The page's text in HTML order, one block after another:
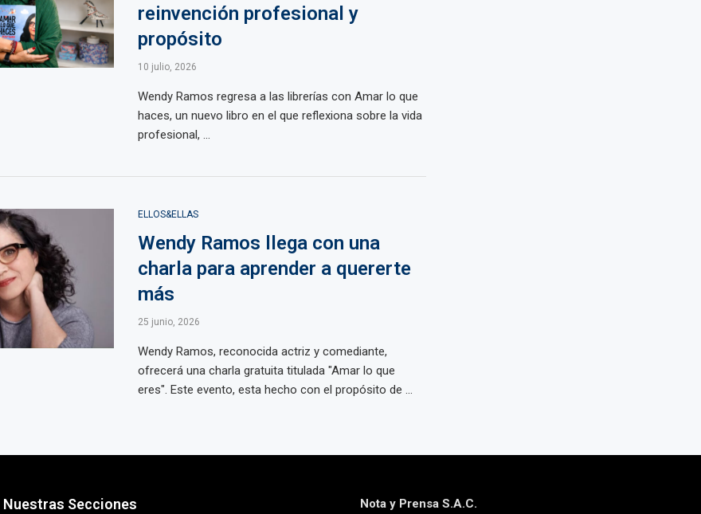
reinvención profesional y
propósito
10 julio, 2026
Wendy Ramos regresa a las librerías con Amar lo que
haces, un nuevo libro en el que reflexiona sobre la vida
profesional, ...
ELLOS&ELLAS
Wendy Ramos llega con una
charla para aprender a quererte
más
25 junio, 2026
Wendy Ramos, reconocida actriz y comediante,
ofrecerá una charla gratuita titulada "Amar lo que
eres". Este evento, esta hecho con el propósito de ...
Nuestras Secciones Nota y Prensa S.A.C.